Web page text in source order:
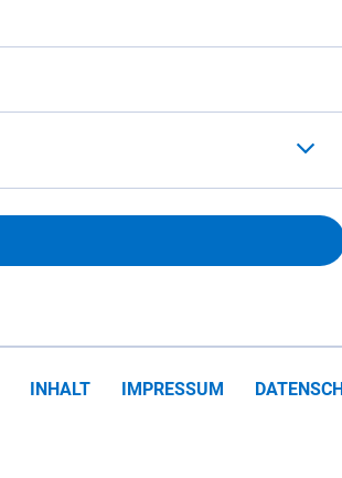
INHALT IMPRESSUM